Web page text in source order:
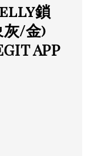
鎖
灰/金)
APP